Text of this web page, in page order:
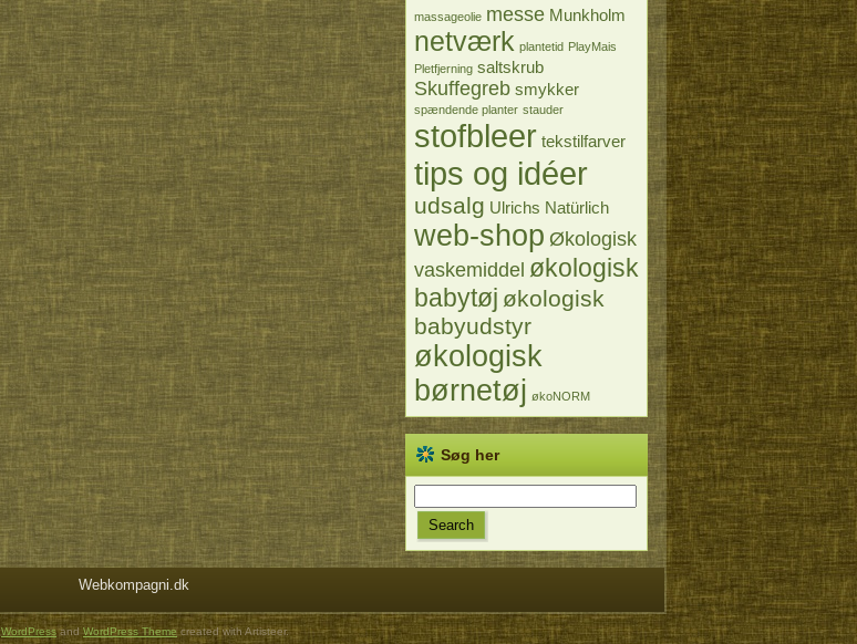
massageolie messe Munkholm
netværk plantetid PlayMais
Pletfjerning saltskrub
Skuffegreb smykker
spændende planter stauder
stofbleer tekstilfarver
tips og idéer
udsalg Ulrichs Natürlich
web-shop Økologisk
vaskemiddel økologisk
babytøj økologisk
babyudstyr
økologisk
børnetøj økoNORM
Søg her
Webkompagni.dk
WordPressand WordPress Themecreated with Artisteer.